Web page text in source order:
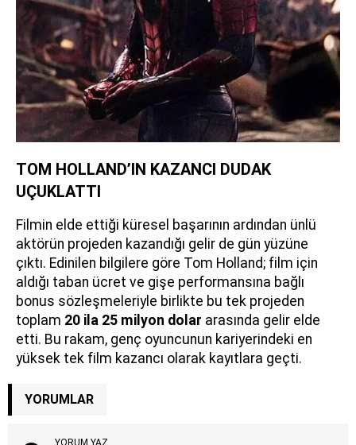
TOM HOLLAND’IN KAZANCI DUDAK
UÇUKLATTI
Filmin elde ettiği küresel başarının ardından ünlü
aktörün projeden kazandığı gelir de gün yüzüne
çıktı. Edinilen bilgilere göre Tom Holland; film için
aldığı taban ücret ve gişe performansına bağlı
bonus sözleşmeleriyle birlikte bu tek projeden
toplam 20 ila 25 milyon dolar arasında gelir elde
etti. Bu rakam, genç oyuncunun kariyerindeki en
yüksek tek film kazancı olarak kayıtlara geçti.
YORUMLAR
YORUM YAZ